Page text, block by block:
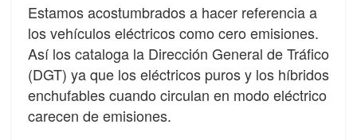
Estamos acostumbrados a hacer referencia a
los vehículos eléctricos como cero emisiones.
Así los cataloga la Dirección General de Tráfico
(DGT) ya que los eléctricos puros y los híbridos
enchufables cuando circulan en modo eléctrico
carecen de emisiones.